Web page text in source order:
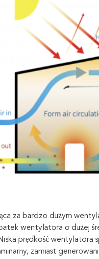
za bardzo dużym
wentylatora o dużej
prędkość wentylatora
zamiast